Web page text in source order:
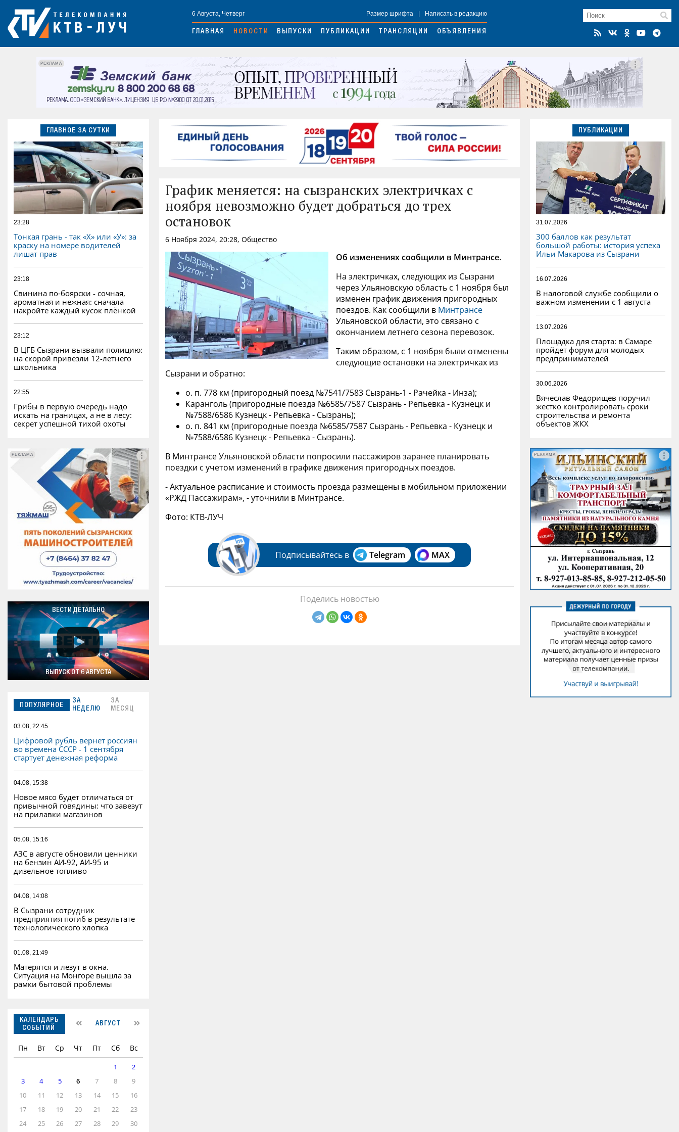
6 Августа, Четверг Размер шрифта Написать в редакцию
ГЛАВНАЯ НОВОСТИ ВЫПУСКИ ПУБЛИКАЦИИ ТРАНСЛЯЦИИ ОБЪЯВЛЕНИЯ
РЕКЛАМА
ГЛАВНОЕ ЗА СУТКИ
23:28
Тонкая грань - так «Х» или «У»: за
краску на номере водителей
лишат прав
23:18
Свинина по‑боярски - сочная,
ароматная и нежная: сначала
накройте каждый кусок плёнкой
23:12
В ЦГБ Сызрани вызвали полицию:
на скорой привезли 12-летнего
школьника
22:55
Грибы в первую очередь надо
искать на границах, а не в лесу:
секрет успешной тихой охоты
РЕКЛАМА
РЕКЛАМА
ВЕСТИ ДЕТАЛЬНО
ВЫПУСК ОТ 6 АВГУСТА
ПОПУЛЯРНОЕ
ЗА
НЕДЕЛЮ
ЗА
МЕСЯЦ
03.08, 22:45
Цифровой рубль вернет россиян
во времена СССР - 1 сентября
стартует денежная реформа
04.08, 15:38
Новое мясо будет отличаться от
привычной говядины: что завезут
на прилавки магазинов
05.08, 15:16
АЗС в августе обновили ценники
на бензин АИ-92, АИ-95 и
дизельное топливо
04.08, 14:08
В Сызрани сотрудник
предприятия погиб в результате
технологического хлопка
01.08, 21:49
Матерятся и лезут в окна.
Ситуация на Монгоре вышла за
рамки бытовой проблемы
КАЛЕНДАРЬ
СОБЫТИЙ
АВГУСТ
Пн Вт Ср Чт Пт Сб Вс
1
2
3
4 5 6 7 8
9
10
11 12 13 14 15
16
17
18 19 20 21 22
23
24
25 26 27 28 29 30
График меняется: на сызранских электричках с
ноября невозможно будет добраться до трех
остановок
6 Ноября 2024, 20:28, Общество
Об изменениях сообщили в Минтрансе.
На электричках, следующих из Сызрани
через Ульяновскую область с 1 ноября был
изменен график движения пригородных
поездов. Как сообщили в Минтрансе
Ульяновской области, это связано с
окончанием летнего сезона перевозок.
Таким образом, с 1 ноября были отменены
следующие остановки на электричках из
Сызрани и обратно:
о. п. 778 км (пригородный поезд №7541/7583 Сызрань-1 - Рачейка - Инза);
Каранголь (пригородные поезда №6585/7587 Сызрань - Репьевка - Кузнецк и
№7588/6586 Кузнецк - Репьевка - Сызрань);
о. п. 841 км (пригородные поезда №6585/7587 Сызрань - Репьевка - Кузнецк и
№7588/6586 Кузнецк - Репьевка - Сызрань).
В Минтрансе Ульяновской области попросили пассажиров заранее планировать
поездки с учетом изменений в графике движения пригородных поездов.
- Актуальное расписание и стоимость проезда размещены в мобильном приложении
«РЖД Пассажирам», - уточнили в Минтрансе.
Фото: КТВ-ЛУЧ
Подписывайтесь в Telegram MAX
Поделись новостью
ПУБЛИКАЦИИ
31.07.2026
300 баллов как результат
большой работы: история успеха
Ильи Макарова из Сызрани
16.07.2026
В налоговой службе сообщили о
важном изменении с 1 августа
13.07.2026
Площадка для старта: в Самаре
пройдет форум для молодых
предпринимателей
30.06.2026
Вячеслав Федорищев поручил
жестко контролировать сроки
строительства и ремонта
объектов ЖКХ
РЕКЛАМА